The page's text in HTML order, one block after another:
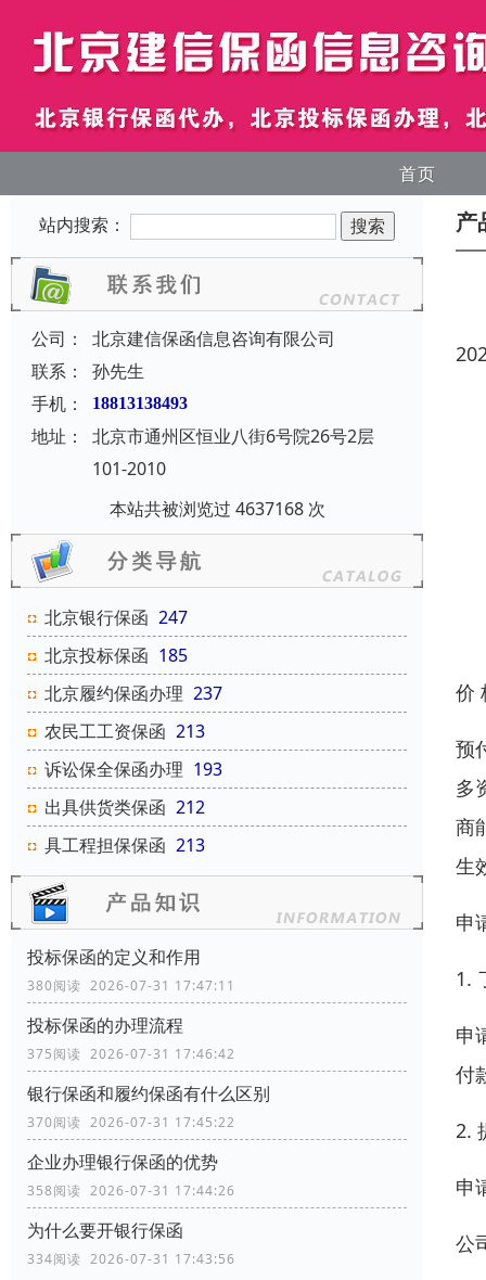
首页
站内搜索：
公司：
北京建信保函信息咨询有限公司
联系：
孙先生
手机：
18813138493
地址：
北京市通州区恒业八街6号院26号2层
101-2010
本站共被浏览过 4637168 次
北京银行保函 247
北京投标保函 185
北京履约保函办理 237
农民工工资保函 213
诉讼保全保函办理 193
出具供货类保函 212
具工程担保保函 213
投标保函的定义和作用
380阅读 2026-07-31 17:47:11
投标保函的办理流程
375阅读 2026-07-31 17:46:42
银行保函和履约保函有什么区别
370阅读 2026-07-31 17:45:22
企业办理银行保函的优势
358阅读 2026-07-31 17:44:26
为什么要开银行保函
334阅读 2026-07-31 17:43:56
产
价
预
多
商
生
申
1.
申
付
2.
申
公